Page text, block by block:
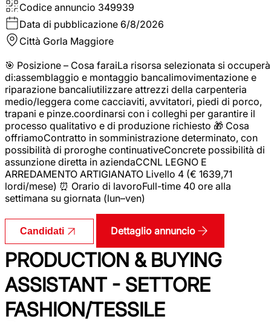
Codice annuncio 349939
Data di pubblicazione 6/8/2026
Città Gorla Maggiore
🎯 Posizione – Cosa faraiLa risorsa selezionata si occuperà
di:assemblaggio e montaggio bancalimovimentazione e
riparazione bancaliutilizzare attrezzi della carpenteria
medio/leggera come cacciaviti, avvitatori, piedi di porco,
trapani e pinze.coordinarsi con i colleghi per garantire il
processo qualitativo e di produzione richiesto 🎁 Cosa
offriamoContratto in somministrazione determinato, con
possibilità di proroghe continuativeConcrete possibilità di
assunzione diretta in aziendaCCNL LEGNO E
ARREDAMENTO ARTIGIANATO Livello 4 (€ 1639,71
lordi/mese) ⏰ Orario di lavoroFull-time 40 ore alla
settimana su giornata (lun–ven)
Candidati Dettaglio annuncio
PRODUCTION & BUYING
ASSISTANT - SETTORE
FASHION/TESSILE